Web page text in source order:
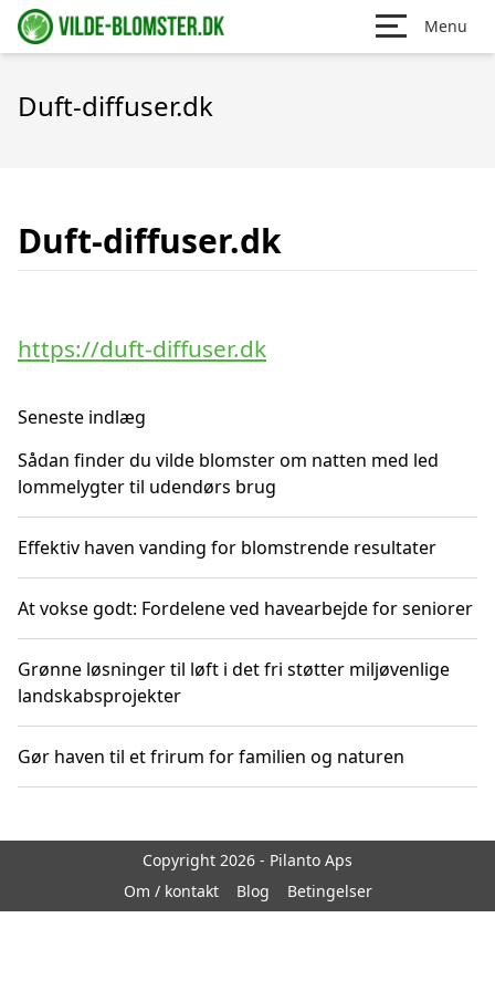
Menu
Duft-diffuser.dk
Duft-diffuser.dk
https://duft-diffuser.dk
Seneste indlæg
Sådan finder du vilde blomster om natten med led
lommelygter til udendørs brug
Effektiv haven vanding for blomstrende resultater
At vokse godt: Fordelene ved havearbejde for seniorer
Grønne løsninger til løft i det fri støtter miljøvenlige
landskabsprojekter
Gør haven til et frirum for familien og naturen
Copyright 2026 - Pilanto Aps
Om / kontakt
Blog Betingelser